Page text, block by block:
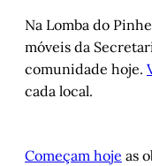
Na Lomba do
móveis da
comunidade hoje.
cada local.
Começam hoje as